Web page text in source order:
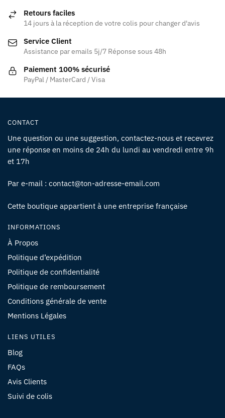
Retours faciles
14 jours à la réception de votre colis pour changer d'avis
Service Client
Assistance par emails 5j/7 Réponse sous 48h
Paiement 100% sécurisé
PayPal / MasterCard / Visa
CONTACT
Une question ou une suggestion, contactez-nous et recevrez
une réponse en moins de 24h du lundi au vendredi entre 9h
et 17h
Par e-mail : contact@ton-adresse-email.com
Cette boutique appartient à une entreprise française
INFORMATIONS
À Propos
Politique d’expédition
Politique de confidentialité
Politique de remboursement
Conditions générale de vente
Mentions Légales
LIENS UTILES
Blog
FAQs
Avis Clients
Suivi de colis